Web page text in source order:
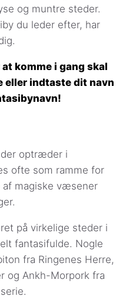
og muntre steder.
du leder efter, har
komme i gang skal
eller indtaste dit navn
optræder i
ofte som ramme for
magiske væsener
på virkelige steder i
fantasifulde. Nogle
fra Ringenes Herre,
og Ankh-Morpork fra